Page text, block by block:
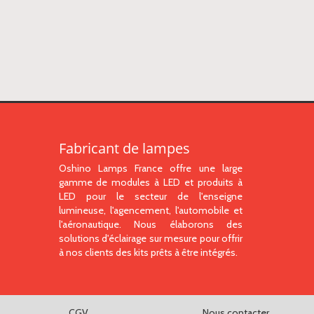
Fabricant de lampes
Oshino Lamps France offre une large
gamme de modules à LED et produits à
LED pour le secteur de l'enseigne
lumineuse, l'agencement, l'automobile et
l'aéronautique. Nous élaborons des
solutions d'éclairage sur mesure pour offrir
à nos clients des kits prêts à être intégrés.